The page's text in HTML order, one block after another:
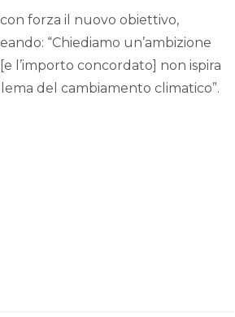
forza il nuovo obiettivo,
“Chiediamo un’ambizione
l’importo concordato] non ispira
del cambiamento climatico”.